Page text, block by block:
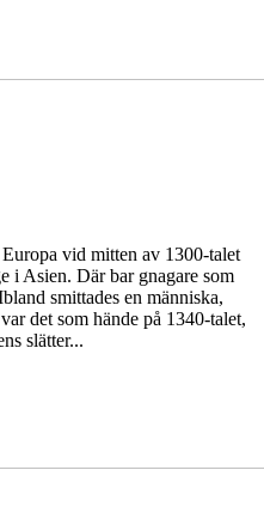
vid mitten av 1300-­talet
i Asien. Där bar gnagare som
smittades en män­niska,
det som hände på 1340­-talet,
slätter...